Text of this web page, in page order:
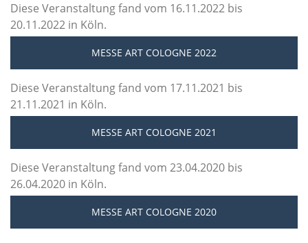
Diese Veranstaltung fand vom 16.11.2022 bis
20.11.2022 in Köln.
MESSE ART COLOGNE 2022
Diese Veranstaltung fand vom 17.11.2021 bis
21.11.2021 in Köln.
MESSE ART COLOGNE 2021
Diese Veranstaltung fand vom 23.04.2020 bis
26.04.2020 in Köln.
MESSE ART COLOGNE 2020